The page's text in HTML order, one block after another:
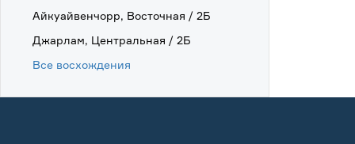
Айкуайвенчорр, Восточная / 2Б
Джарлам, Центральная / 2Б
Все восхождения